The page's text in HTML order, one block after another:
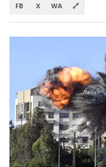
FB X WA 🔗